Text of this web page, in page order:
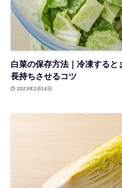
白菜の保存方法｜冷凍すると
長持ちさせるコツ
2023年2月14日